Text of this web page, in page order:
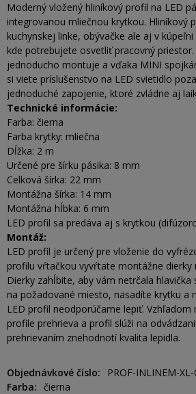
Moderný vložený hliníkový profil na LED
integrovanou mliečnou krytkou. Hliníkový
kuchynskej linke, obývačke ale aj v
kde potrebujete osvetliť pracovný
jednoducho montuje a vďaka MINI
si viete príslušenstvo na LED svietidlo
jednoduché zapojenie, ktoré zvládne aj
Technické informácie:
Farba: čierna
Farba krytky: mliečna
Dĺžka: 2 m
Určené pre šírku pásika: 8 mm
Celková šírka: 22 mm
Montážna šírka: 14 mm
Montážna hĺbka: 6 mm
LED profil sa predáva aj s krytkou
Montáž:
LED profil je určený pre vloženie do
profilu vŕtačkou vyvŕtate montážne dierky
Dierky zahĺbite, aby vám netrčala hlavička
na požadované miesto, nasadíte krytku a
LED profil neodporúčame lepiť. Vzhľadom
profile prehrieva a profil slúži na
prehrievaním znehodnotí kvalita lepidla.
Objednávkové číslo
PROF-INLINEM-
Farba
čierna